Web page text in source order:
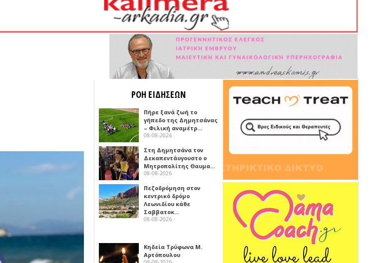
ΡΟΗ ΕΙΔΗΣΕΩΝ
Πήρε ξανά ζωή το
γήπεδο της Δημητσάνας
– Φιλική αναμέτρ…
08-08-2026
Στη Δημητσάνα τον
Δεκαπεντάυγουστο ο
Μητροπολίτης Θαυμα…
08-08-2026
Πεζοδρόμηση στον
κεντρικό δρόμο
Λεωνιδίου κάθε
Σαββατοκ…
08-08-2026
Κηδεία Τρύφωνα Μ.
Αρτόπουλου